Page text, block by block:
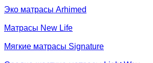
Эко матрасы Arhimed
Матрасы New Life
Мягкие матрасы Signature